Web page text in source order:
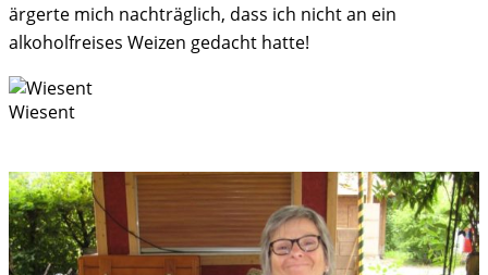
ärgerte mich nachträglich, dass ich nicht an ein
alkoholfreises Weizen gedacht hatte!
Wiesent